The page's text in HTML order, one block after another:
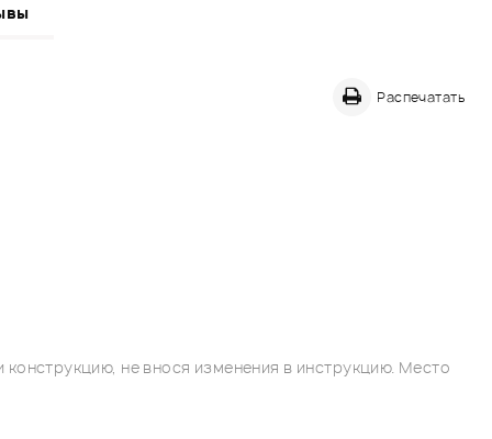
Распечатать
не внося изменения в инструкцию. Место